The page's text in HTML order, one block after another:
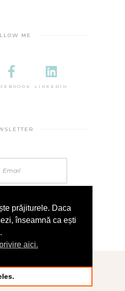
ME
LINKEDIN
În Sandale
prăjiturele. Daca
înseamnă ca ești
aici.